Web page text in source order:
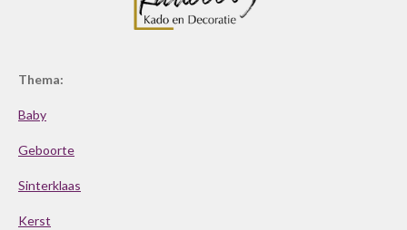
Thema:
Baby
Geboorte
Sinterklaas
Kerst